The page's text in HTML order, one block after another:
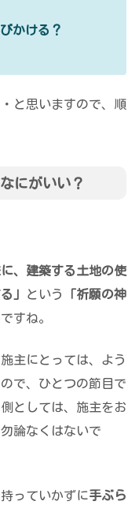
かける？
と思いますので、順
にがいい？
に、建築する土地の使
」
という
「祈願の神
すね。
主にとっては、よう
で、ひとつの節目で
としては、施主をお
論なくはないで
っていかずに手ぶら